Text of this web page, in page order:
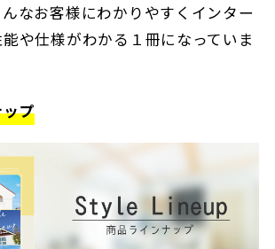
なお客様にわかりやすくインター
や仕様がわかる１冊になっていま
プ